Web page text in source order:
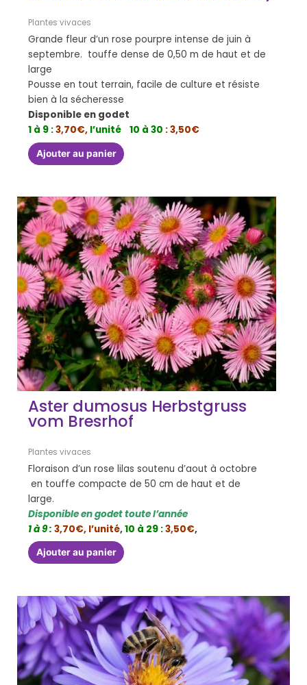
Plantes vivaces
Grande fleur d’un rose pourpre intense de juin à
septembre. touffe dense de 0,50 m de haut et de
large
Pousse en tout terrain, facile de culture et résiste
bien à la sécheresse
Disponible en godet
1 à 9 :3,70€, l’unité 10 à 30 : 3,50€
Ajouter au panier
Aster dumosus Herbstgruss
vom Bresrhof
Plantes vivaces
Floraison d’un rose lilas soutenu d’aout à octobre
en touffe compacte de 50 cm de haut et de
large.
Disponible en godet toute l’année
1 à 9 : 3,70€, l’unité,10 à 29 :3,50€,
Ajouter au panier